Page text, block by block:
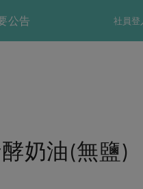
社員登
公告
奶油(無鹽)